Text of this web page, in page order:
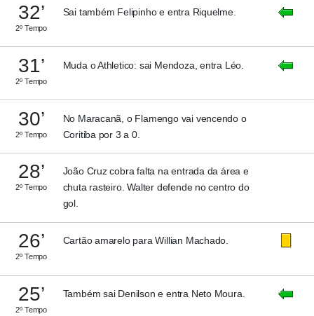
32’
2º Tempo
Sai também Felipinho e entra Riquelme.
31’
2º Tempo
Muda o Athletico: sai Mendoza, entra Léo.
30’
2º Tempo
No Maracanã, o Flamengo vai vencendo o
Coritiba por 3 a 0.
28’
2º Tempo
João Cruz cobra falta na entrada da área e
chuta rasteiro. Walter defende no centro do
gol.
26’
2º Tempo
Cartão amarelo para Willian Machado.
25’
2º Tempo
Também sai Denilson e entra Neto Moura.